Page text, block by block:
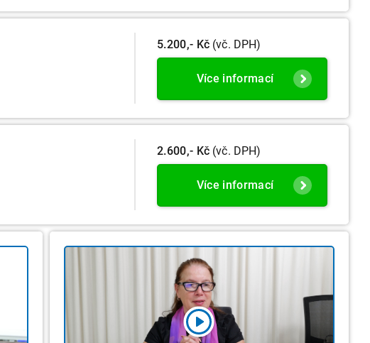
5.200,- Kč (vč. DPH)
Více informací
2.600,- Kč (vč. DPH)
Více informací